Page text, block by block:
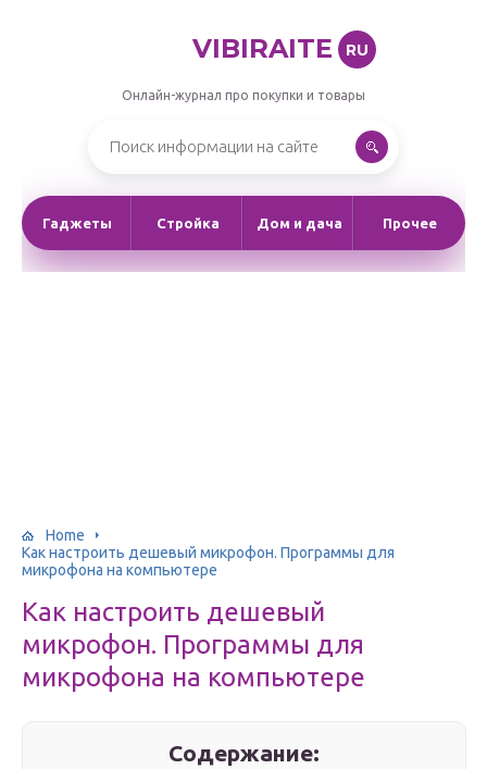
VIBIRAITE RU
Онлайн-журнал про покупки и товары
Гаджеты Стройка Дом и дача Прочее
Home
Как настроить дешевый микрофон. Программы для
микрофона на компьютере
Как настроить дешевый
микрофон. Программы для
микрофона на компьютере
Содержание: